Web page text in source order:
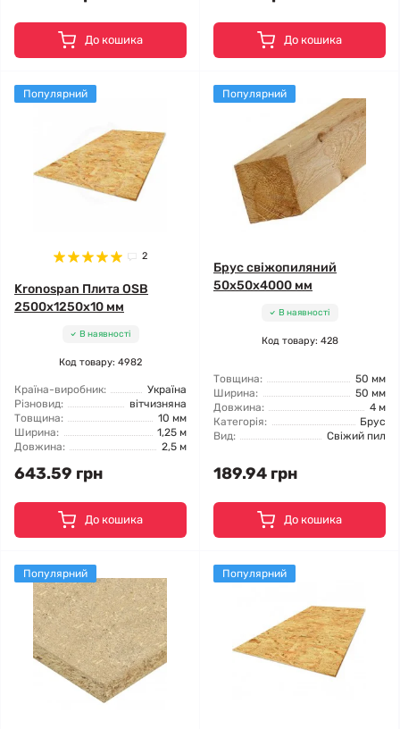
До кошика До кошика
Популярний
2
Kronospan Плита OSB
2500x1250x10 мм
В наявності
Код товару: 4982
Країна-виробник:
Україна
Різновид:
вітчизняна
Товщина:
10 мм
Ширина:
1,25 м
Довжина:
2,5 м
643.59 грн
До кошика
Популярний
Брус свіжопиляний
50x50x4000 мм
В наявності
Код товару: 428
Товщина:
50 мм
Ширина:
50 мм
Довжина:
4 м
Категорія:
Брус
Вид:
Свіжий пил
189.94 грн
До кошика
Популярний Популярний